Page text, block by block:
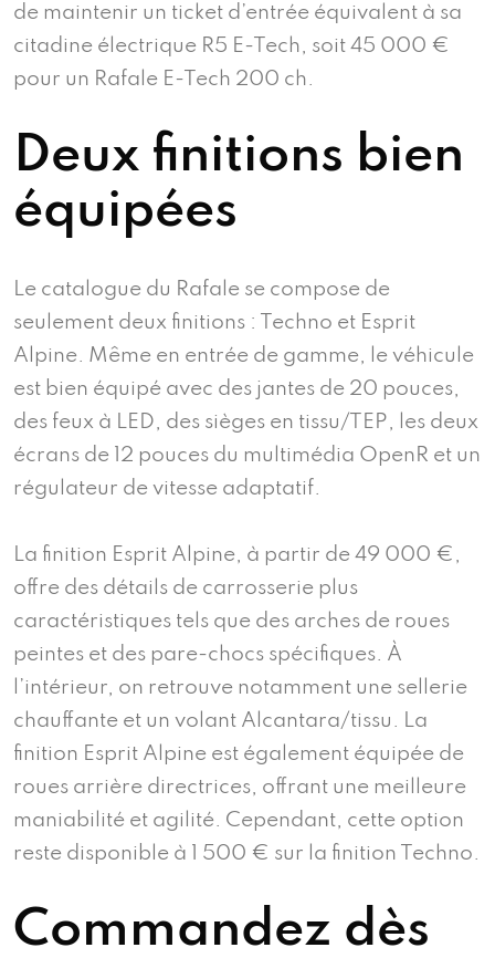
de maintenir un ticket d’entrée équivalent à sa
citadine électrique R5 E-Tech, soit 45 000 €
pour un Rafale E-Tech 200 ch.
Deux finitions bien
équipées
Le catalogue du Rafale se compose de
seulement deux finitions : Techno et Esprit
Alpine. Même en entrée de gamme, le véhicule
est bien équipé avec des jantes de 20 pouces,
des feux à LED, des sièges en tissu/TEP, les deux
écrans de 12 pouces du multimédia OpenR et un
régulateur de vitesse adaptatif.
La finition Esprit Alpine, à partir de 49 000 €,
offre des détails de carrosserie plus
caractéristiques tels que des arches de roues
peintes et des pare-chocs spécifiques. À
l’intérieur, on retrouve notamment une sellerie
chauffante et un volant Alcantara/tissu. La
finition Esprit Alpine est également équipée de
roues arrière directrices, offrant une meilleure
maniabilité et agilité. Cependant, cette option
reste disponible à 1 500 € sur la finition Techno.
Commandez dès